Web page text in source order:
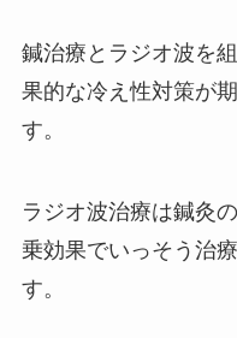
鍼治療とラジオ波を
果的な冷え性対策が
す。
ラジオ波治療は鍼灸
乗効果でいっそう治
す。